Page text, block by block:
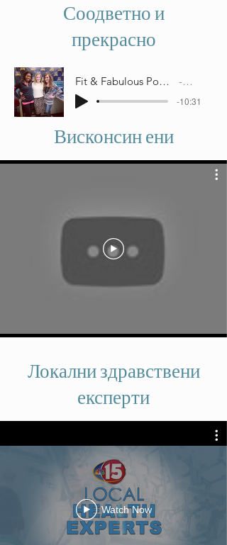
Соодветно и
прекрасно
Fit & Fabulous Podcast: Associated Physicians 93.1 Jamz
-10:31
Висконсин ени
Локални здравствени
експерти
Watch Now